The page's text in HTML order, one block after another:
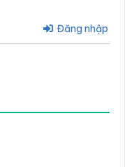
Đăng nhập